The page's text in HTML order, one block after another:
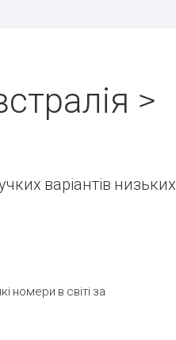
>
варіантів низьких
номери в світі за